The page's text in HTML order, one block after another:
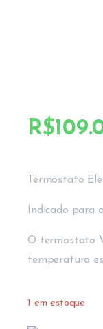
R$
Termostato
Indicado para
O termostato
temperatura
1 em estoque